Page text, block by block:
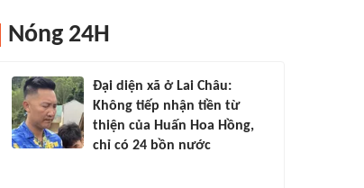
Nóng 24H
Đại diện xã ở Lai Châu:
Không tiếp nhận tiền từ
thiện của Huấn Hoa Hồng,
chỉ có 24 bồn nước